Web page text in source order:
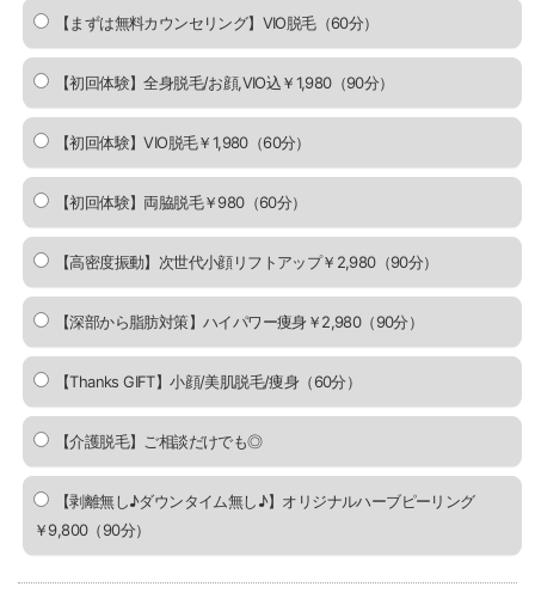
【まずは無料カウンセリング】VIO脱毛（60分）
【初回体験】全身脱毛/お顔,VIO込￥1,980（90分）
【初回体験】VIO脱毛￥1,980（60分）
【初回体験】両脇脱毛￥980（60分）
【高密度振動】次世代小顔リフトアップ￥2,980（90分）
【深部から脂肪対策】ハイパワー痩身￥2,980（90分）
【Thanks GIFT】小顔/美肌脱毛/痩身（60分）
【介護脱毛】ご相談だけでも◎
【剥離無し♪ダウンタイム無し♪】オリジナルハーブピーリング
￥9,800（90分）